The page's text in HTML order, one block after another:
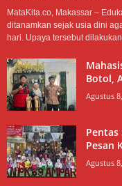
MataKita.co, Makassar –
ditanamkan sejak usia dini
hari. Upaya tersebut
Botol,
Agustus
Pentas
Pesan
Agustus